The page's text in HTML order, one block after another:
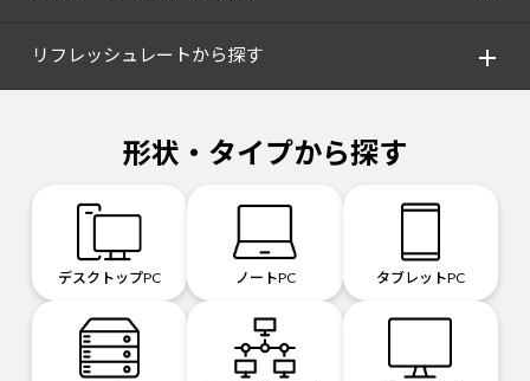
リフレッシュレートから探す
形状・タイプから探す
デスクトップPC ノートPC タブレットPC